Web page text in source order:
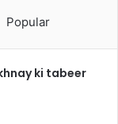
Popular
ki tabeer